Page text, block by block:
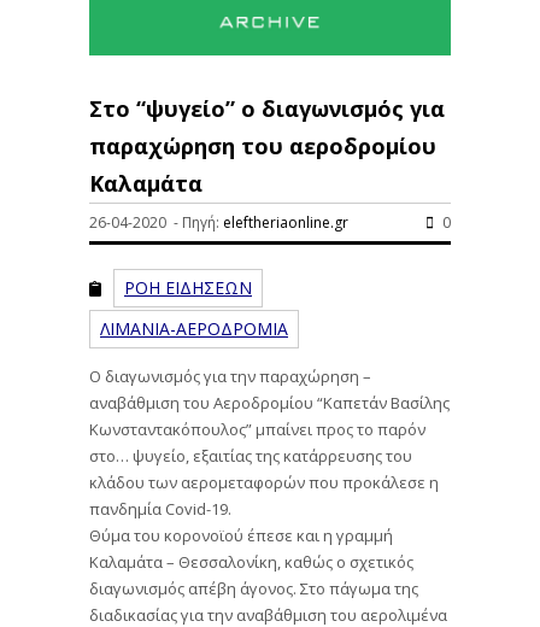
Στο “ψυγείο” ο διαγωνισμός για
παραχώρηση του αεροδρομίου
Καλαμάτα
26-04-2020 - Πηγή: eleftheriaonline.gr 0
ΡΟΗ ΕΙΔΗΣΕΩΝ
ΛΙΜΑΝΙΑ-ΑΕΡΟΔΡΟΜΙΑ
Ο διαγωνισμός για την παραχώρηση –
αναβάθμιση του Αεροδρομίου “Καπετάν Βασίλης
Κωνσταντακόπουλος” μπαίνει προς το παρόν
στο… ψυγείο, εξαιτίας της κατάρρευσης του
κλάδου των αερομεταφορών που προκάλεσε η
πανδημία Covid-19.
Θύμα του κορονοϊού έπεσε και η γραμμή
Καλαμάτα – Θεσσαλονίκη, καθώς ο σχετικός
διαγωνισμός απέβη άγονος. Στο πάγωμα της
διαδικασίας για την αναβάθμιση του αερολιμένα